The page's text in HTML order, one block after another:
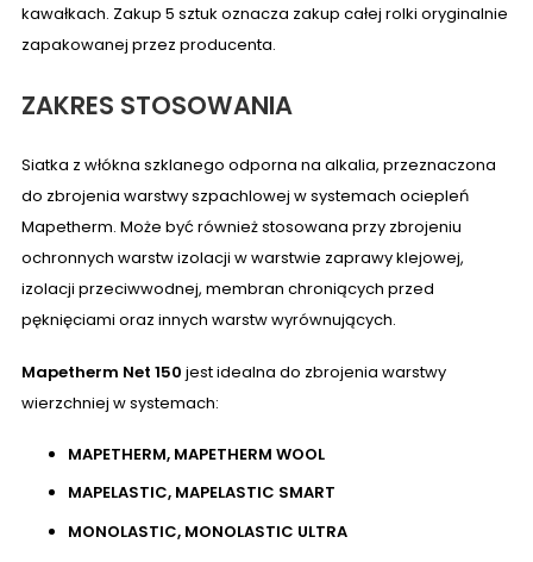
kawałkach. Zakup 5 sztuk oznacza zakup całej rolki oryginalnie
zapakowanej przez producenta.
ZAKRES STOSOWANIA
Siatka z włókna szklanego odporna na alkalia, przeznaczona
do zbrojenia warstwy szpachlowej w systemach ociepleń
Mapetherm. Może być również stosowana przy zbrojeniu
ochronnych warstw izolacji w warstwie zaprawy klejowej,
izolacji przeciwwodnej, membran chroniących przed
pęknięciami oraz innych warstw wyrównujących.
Mapetherm Net 150 jest idealna do zbrojenia warstwy
wierzchniej w systemach:
MAPETHERM, MAPETHERM WOOL
MAPELASTIC, MAPELASTIC SMART
MONOLASTIC, MONOLASTIC ULTRA